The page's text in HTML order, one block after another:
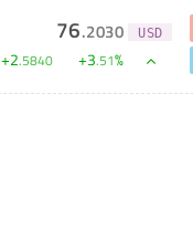
76.2030 USD
+2.5840 +3.51%